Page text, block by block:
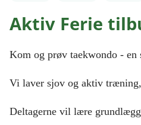
Aktiv Ferie
Kom og prøv taekwondo - en
Vi laver sjov og aktiv
Deltagerne vil lære